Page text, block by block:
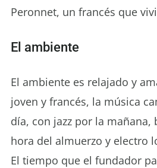
Peronnet, un francés que
El ambiente
El ambiente es relajado y
joven y francés, la música
día, con jazz por la mañana,
hora del almuerzo y electro
El tiempo que el fundador